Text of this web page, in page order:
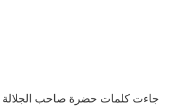
جاءت كلمات حضرة صاحب الجلالة